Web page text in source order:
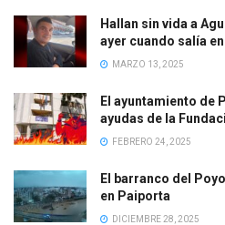
Hallan sin vida a
ayer cuando salía
MARZO 13, 2025
El ayuntamiento de
ayudas de la
FEBRERO 24, 2025
El barranco del
en Paiporta
DICIEMBRE 28, 2025